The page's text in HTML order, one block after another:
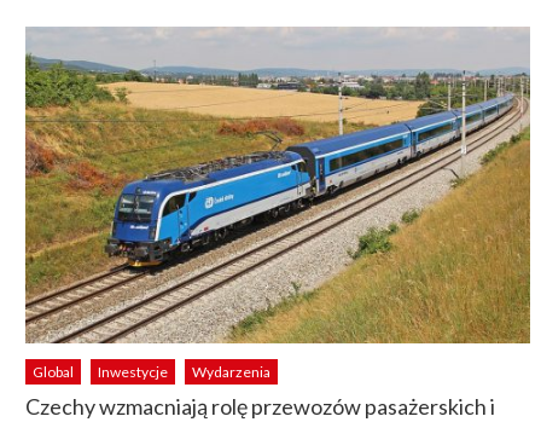
Global Inwestycje Wydarzenia
Czechy wzmacniają rolę przewozów pasażerskich i